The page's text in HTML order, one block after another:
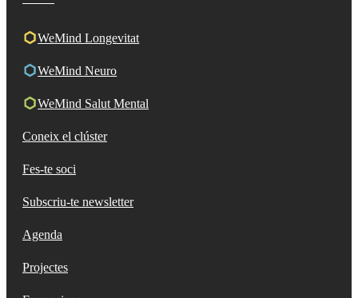
WeMind Longevitat
WeMind Neuro
WeMind Salut Mental
Coneix el clúster
Fes-te soci
Subscriu-te newsletter
Agenda
Projectes